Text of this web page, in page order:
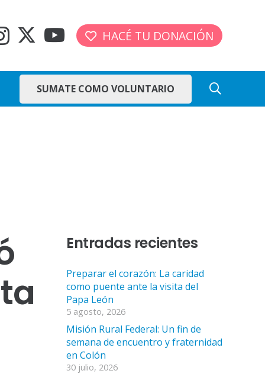
HACÉ TU DONACIÓN
SUMATE COMO VOLUNTARIO
Entradas recientes
Preparar el corazón: La caridad
como puente ante la visita del
Papa León
5 agosto, 2026
Misión Rural Federal: Un fin de
semana de encuentro y fraternidad
en Colón
30 julio, 2026